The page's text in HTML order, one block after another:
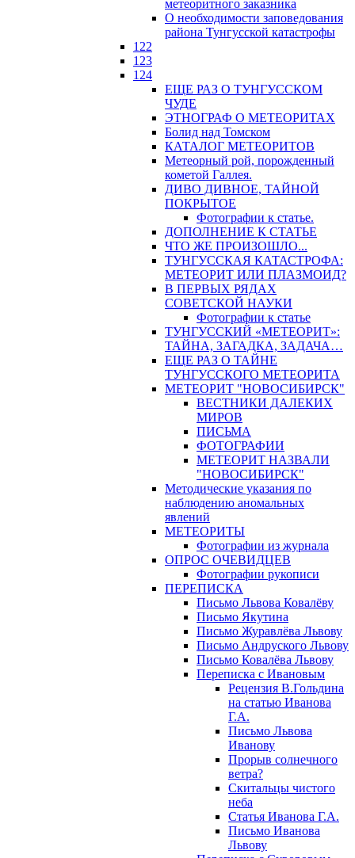
метеоритного заказника
О необходимости заповедования
района Тунгусской катастрофы
122
123
124
ЕЩЕ РАЗ О ТУНГУССКОМ
ЧУДЕ
ЭТНОГРАФ О МЕТЕОРИТАХ
Болид над Томском
КАТАЛОГ МЕТЕОРИТОВ
Метеорный рой, порожденный
кометой Галлея.
ДИВО ДИВНОЕ, ТАЙНОЙ
ПОКРЫТОЕ
Фотографии к статье.
ДОПОЛНЕНИЕ К СТАТЬЕ
ЧТО ЖЕ ПРОИЗОШЛО...
ТУНГУССКАЯ КАТАСТРОФА:
МЕТЕОРИТ ИЛИ ПЛАЗМОИД?
В ПЕРВЫХ РЯДАХ
СОВЕТСКОЙ НАУКИ
Фотографии к статье
ТУНГУССКИЙ «МЕТЕОРИТ»:
ТАЙНА, ЗАГАДКА, ЗАДАЧА…
ЕЩЕ РАЗ О ТАЙНЕ
ТУНГУССКОГО МЕТЕОРИТА
МЕТЕОРИТ "НОВОСИБИРСК"
ВЕСТНИКИ ДАЛЕКИХ
МИРОВ
ПИСЬМА
ФОТОГРАФИИ
МЕТЕОРИТ НАЗВАЛИ
"НОВОСИБИРСК"
Методические указания по
наблюдению аномальных
явлений
МЕТЕОРИТЫ
Фотографии из журнала
ОПРОС ОЧЕВИДЦЕВ
Фотографии рукописи
ПЕРЕПИСКА
Письмо Львова Ковалёву
Письмо Якутина
Письмо Журавлёва Львову
Письмо Андруского Львову
Письмо Ковалёва Львову
Переписка с Ивановым
Рецензия В.Гольдина
на статью Иванова
Г.А.
Письмо Львова
Иванову
Прорыв солнечного
ветра?
Скитальцы чистого
неба
Статья Иванова Г.А.
Письмо Иванова
Львову